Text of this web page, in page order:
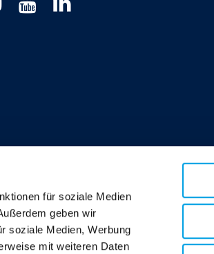
für soziale Medien
geben wir
soziale Medien, Werbung
mit weiteren Daten